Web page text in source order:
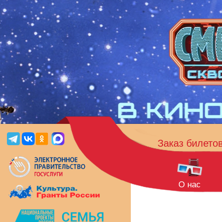
Заказ
О нас